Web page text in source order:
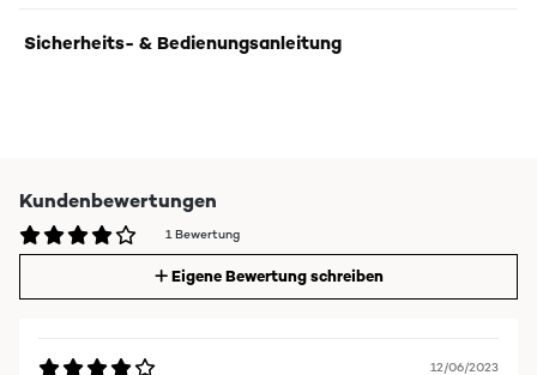
Sicherheits- & Bedienungsanleitung
Kundenbewertungen
1 Bewertung
Eigene Bewertung schreiben
12/06/2023